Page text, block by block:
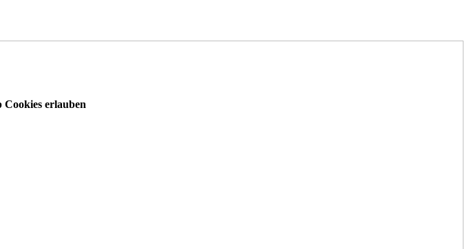
Cookies erlauben